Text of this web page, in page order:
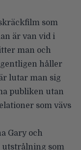
som
är van vid i
man och
håller
lutar man sig
publiken utan
som vävs
Gary och
utstrålning som